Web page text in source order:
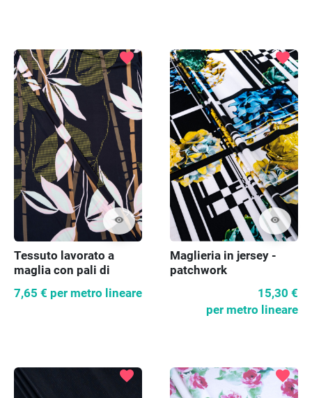
visibility
favorite
Tessuto lavorato a
maglia con pali di
7,65 € per metro lineare
visibility
favorite
Maglieria in jersey -
patchwork
15,30 €
per metro lineare
favorite favorite